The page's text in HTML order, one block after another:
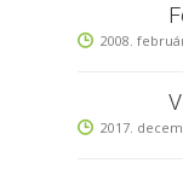
2008.
2017.